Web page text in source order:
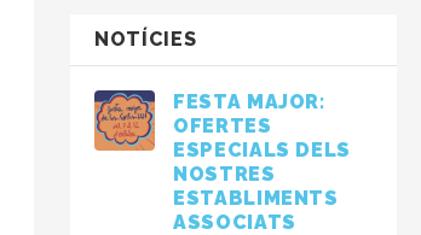
NOTÍCIES
FESTA MAJOR:
OFERTES
ESPECIALS DELS
NOSTRES
ESTABLIMENTS
ASSOCIATS